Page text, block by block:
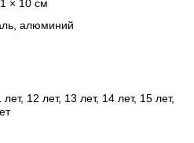
× 10 см
алюминий
лет, 12 лет, 13 лет, 14 лет, 15 лет,